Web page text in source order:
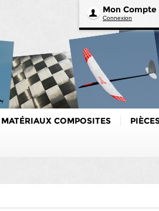
Mon Compte
Connexion
MATÉRIAUX COMPOSITES